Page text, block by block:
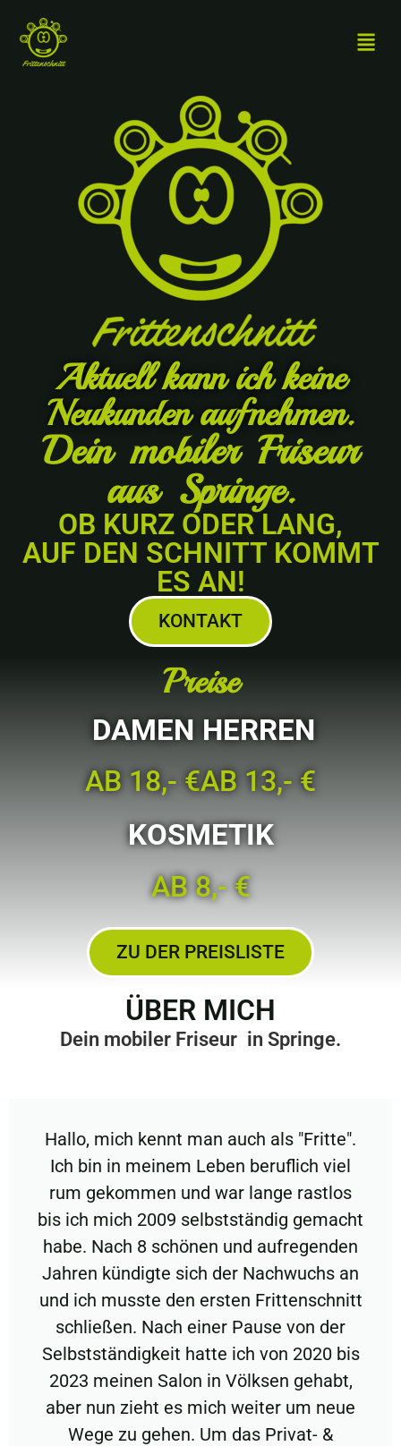
Aktuell kann ich keine
Neukunden aufnehmen.
Dein mobiler Friseur
aus Springe.
OB KURZ ODER LANG,
AUF DEN SCHNITT KOMMT
ES AN!
KONTAKT
Preise
DAMEN
AB 18,- €
HERREN
AB 13,- €
KOSMETIK
AB 8,- €
ZU DER PREISLISTE
ÜBER MICH
Dein mobiler Friseur in Springe.
Hallo, mich kennt man auch als "Fritte".
Ich bin in meinem Leben beruflich viel
rum gekommen und war lange rastlos
bis ich mich 2009 selbstständig gemacht
habe. Nach 8 schönen und aufregenden
Jahren kündigte sich der Nachwuchs an
und ich musste den ersten Frittenschnitt
schließen. Nach einer Pause von der
Selbstständigkeit hatte ich von 2020 bis
2023 meinen Salon in Völksen gehabt,
aber nun zieht es mich weiter um neue
Wege zu gehen. Um das Privat- &